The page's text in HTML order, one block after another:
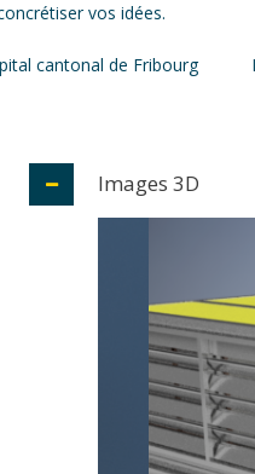
vos idées.
Hôpital de l’enfance de
Images 3D